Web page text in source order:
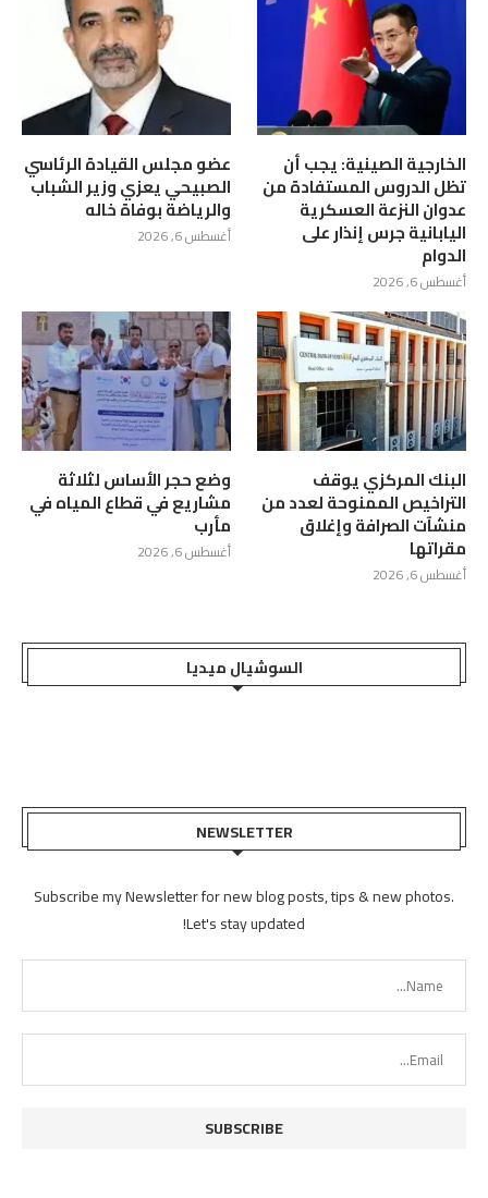
الخارجية الصينية: يجب أن
تظل الدروس المستفادة من
عدوان النزعة العسكرية
اليابانية جرس إنذار على
الدوام
أغسطس 6, 2026
عضو مجلس القيادة الرئاسي
الصبيحي يعزي وزير الشباب
والرياضة بوفاة خاله
أغسطس 6, 2026
البنك المركزي يوقف
التراخيص الممنوحة لعدد من
منشآت الصرافة وإغلاق
مقراتها
أغسطس 6, 2026
وضع حجر الأساس لثلاثة
مشاريع في قطاع المياه في
مأرب
أغسطس 6, 2026
السوشيال ميديا
NEWSLETTER
Subscribe my Newsletter for new blog posts, tips & new photos.
Let's stay updated!